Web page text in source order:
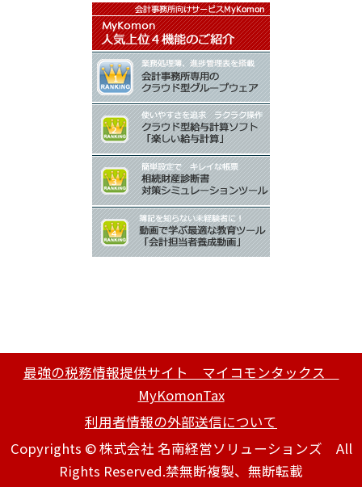
最強の税務情報提供サイト マイコモンタックス
MyKomonTax
利用者情報の外部送信について
Copyrights © 株式会社 名南経営ソリューションズ All
Rights Reserved.禁無断複製、無断転載